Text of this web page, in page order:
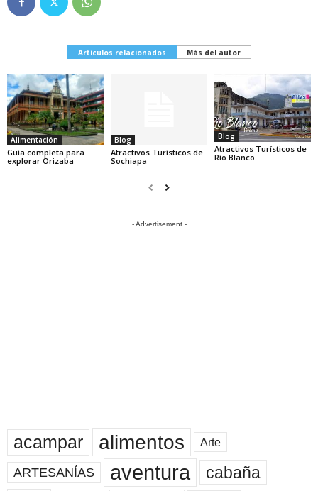
Artículos relacionados Más del autor
Alimentación
Guía completa para
explorar Orizaba
Blog
Atractivos Turísticos de
Sochiapa
Blog
Atractivos Turísticos de
Río Blanco
- Advertisement -
acampar alimentos Arte
ARTESANÍAS aventura
cabaña